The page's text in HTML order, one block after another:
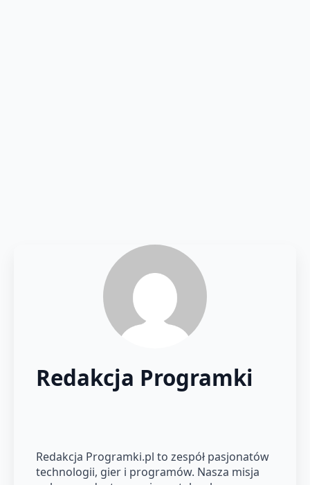
Redakcja Programki
Redakcja Programki.pl to zespół pasjonatów
technologii, gier i programów. Nasza misja